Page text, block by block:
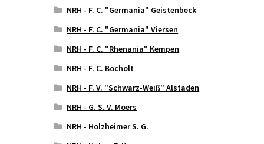
NRH - F. C. "Germania" Geistenbeck
NRH - F. C. "Germania" Viersen
NRH - F. C. "Rhenania" Kempen
NRH - F. C. Bocholt
NRH - F. V. "Schwarz-Weiß" Alstaden
NRH - G. S. V. Moers
NRH - Holzheimer S. G.